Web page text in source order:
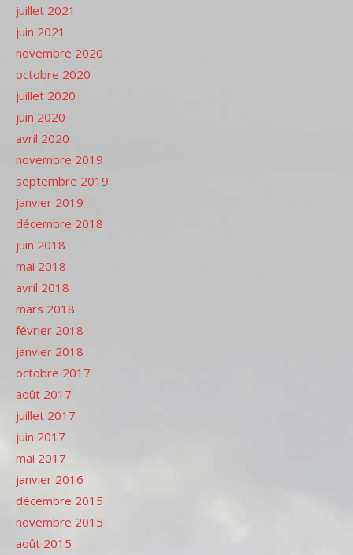
juillet 2021
juin 2021
novembre 2020
octobre 2020
juillet 2020
juin 2020
avril 2020
novembre 2019
septembre 2019
janvier 2019
décembre 2018
juin 2018
mai 2018
avril 2018
mars 2018
février 2018
janvier 2018
octobre 2017
août 2017
juillet 2017
juin 2017
mai 2017
janvier 2016
décembre 2015
novembre 2015
août 2015